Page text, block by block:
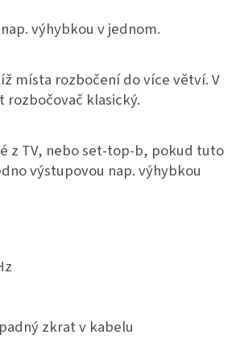
výhybkou v jednom.
místa rozbočení do více větví.V
klasický.
z TV, nebo set-top-b, pokud tuto
výstupovou nap. výhybkou
zkrat v kabelu